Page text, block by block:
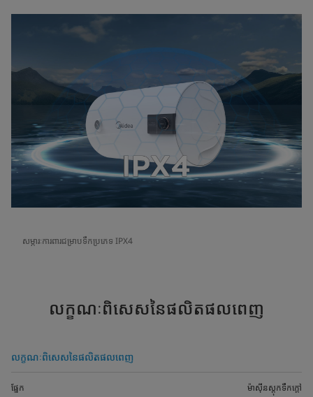
សម្ភារៈការពារជម្រាបទឹកប្រភេទ IPX4
លក្ខណៈពិសេសនៃផលិតផលពេញ
លក្ខណៈពិសេសនៃផលិតផលពេញ
ផ្នែក ម៉ាស៊ីនស្តុកទឹកក្តៅ